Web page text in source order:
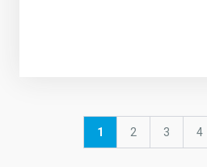
Página
1 Página
2 Página
3 4